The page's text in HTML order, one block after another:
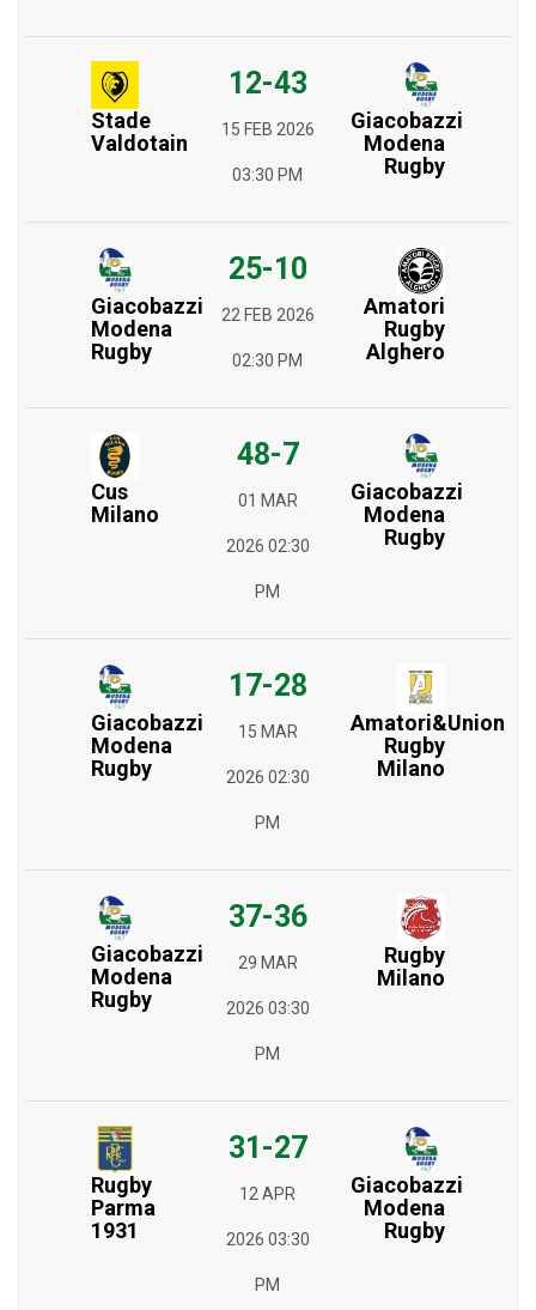
Stade
Valdotain
12-43
15 FEB 2026
03:30 PM
Giacobazzi
Modena
Rugby
Giacobazzi
Modena
Rugby
25-10
22 FEB 2026
02:30 PM
Amatori
Rugby
Alghero
Cus
Milano
48-7
01 MAR
2026 02:30
PM
Giacobazzi
Modena
Rugby
Giacobazzi
Modena
Rugby
17-28
15 MAR
2026 02:30
PM
Amatori&Union
Rugby
Milano
Giacobazzi
Modena
Rugby
37-36
29 MAR
2026 03:30
PM
Rugby
Milano
Rugby
Parma
1931
31-27
12 APR
2026 03:30
PM
Giacobazzi
Modena
Rugby